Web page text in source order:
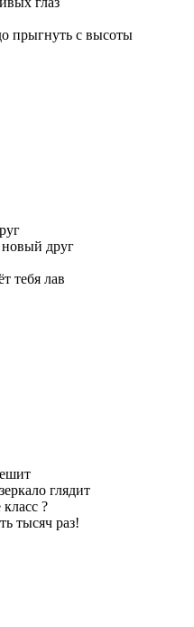
прыгнуть с высоты
друг
тебя лав
глядит
?
тысяч раз!